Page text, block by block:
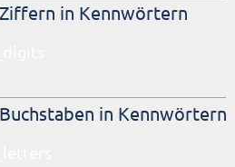
in Kennwörtern
in Kennwörtern